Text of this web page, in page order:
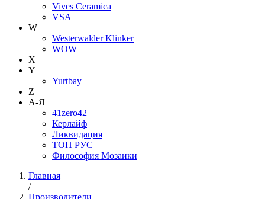
Vives Ceramica
VSA
W
Westerwalder Klinker
WOW
X
Y
Yurtbay
Z
А-Я
41zero42
Керлайф
Ликвидация
ТОП РУС
Философия Мозаики
Главная
/
Производители